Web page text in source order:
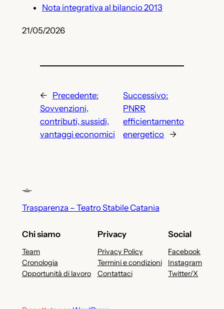
Nota integrativa al bilancio 2013
21/05/2026
←
Precedente:
Sovvenzioni,
contributi, sussidi,
vantaggi economici
Successivo:
PNRR
efficientamento
energetico
→
Trasparenza – Teatro Stabile Catania
Chi siamo
Team
Cronologia
Opportunità di lavoro
Privacy
Privacy Policy
Termini e condizioni
Contattaci
Social
Facebook
Instagram
Twitter/X